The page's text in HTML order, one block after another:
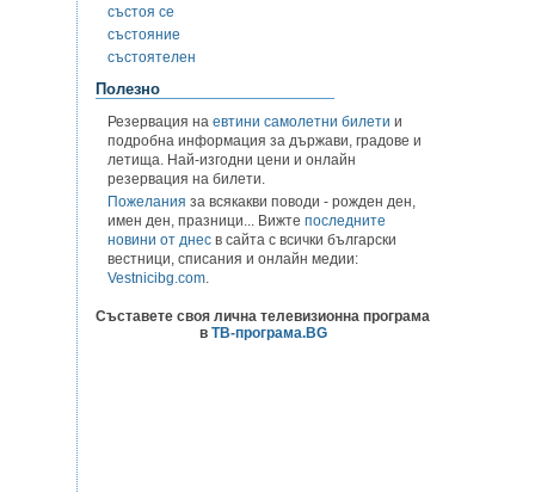
състоя се
състояние
състоятелен
Полезно
Резервация на евтини самолетни билети и
подробна информация за държави, градове и
летища. Най-изгодни цени и онлайн
резервация на билети.
Пожелания за всякакви поводи - рожден ден,
имен ден, празници... Вижте последните
новини от днес в сайта с всички български
вестници, списания и онлайн медии:
Vestnicibg.com.
Съставете своя лична телевизионна програма
в ТВ-програма.BG